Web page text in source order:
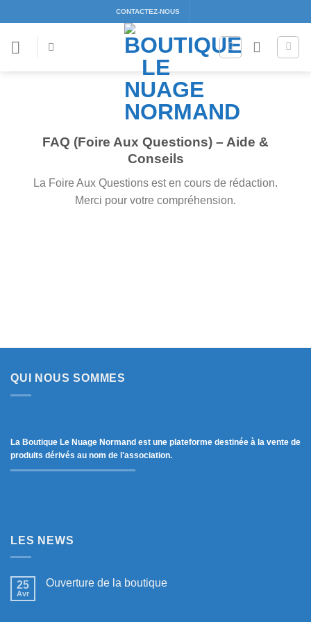
au
contenu
CONTACTEZ-NOUS
FAQ (Foire Aux Questions) – Aide &
Conseils
La Foire Aux Questions est en cours de rédaction.
Merci pour votre compréhension.
QUI NOUS SOMMES
La Boutique Le Nuage Normand est une plateforme destinée à la vente de
produits dérivés au nom de l'association.
LES NEWS
25
Avr
Ouverture de la boutique